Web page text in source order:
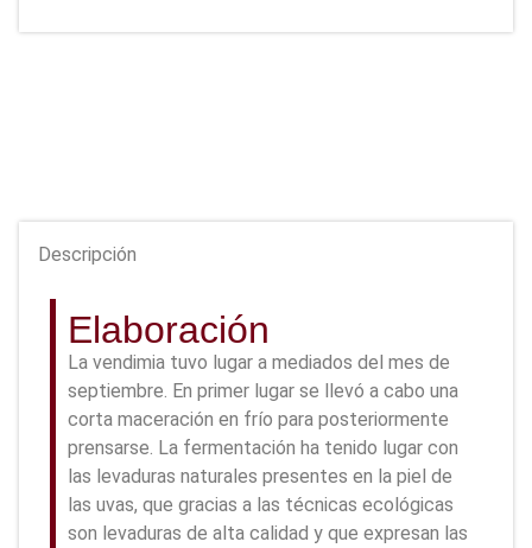
Descripción
Elaboración
La vendimia tuvo lugar a mediados del mes de
septiembre. En primer lugar se llevó a cabo una
corta maceración en frío para posteriormente
prensarse. La fermentación ha tenido lugar con
las levaduras naturales presentes en la piel de
las uvas, que gracias a las técnicas ecológicas
son levaduras de alta calidad y que expresan las